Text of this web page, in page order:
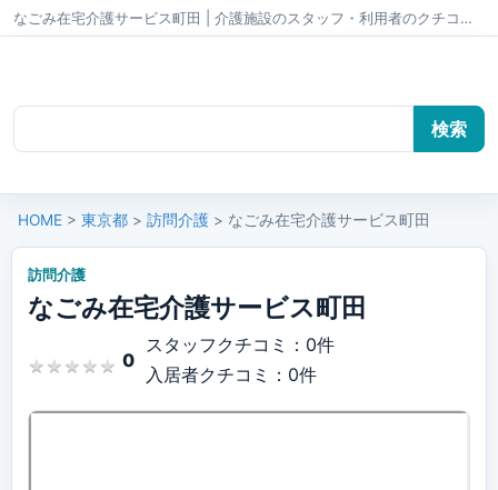
なごみ在宅介護サービス町田 | 介護施設のスタッフ・利用者のクチコミ かいごちゃんねる
HOME > 東京都 > 訪問介護 > なごみ在宅介護サービス町田
訪問介護
なごみ在宅介護サービス町田
★ ★ ★ ★ ★
★ ★ ★ ★ ★ 0
スタッフクチコミ：0件
入居者クチコミ：0件